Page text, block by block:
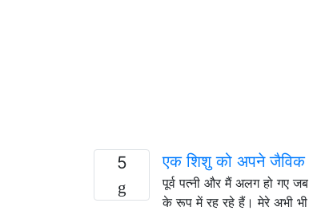
5 एक शिशु को अपने जैविक
पूर्व पत्नी और मैं अलग हो गए
के रूप में रह रहे हैं। मेरे अभी